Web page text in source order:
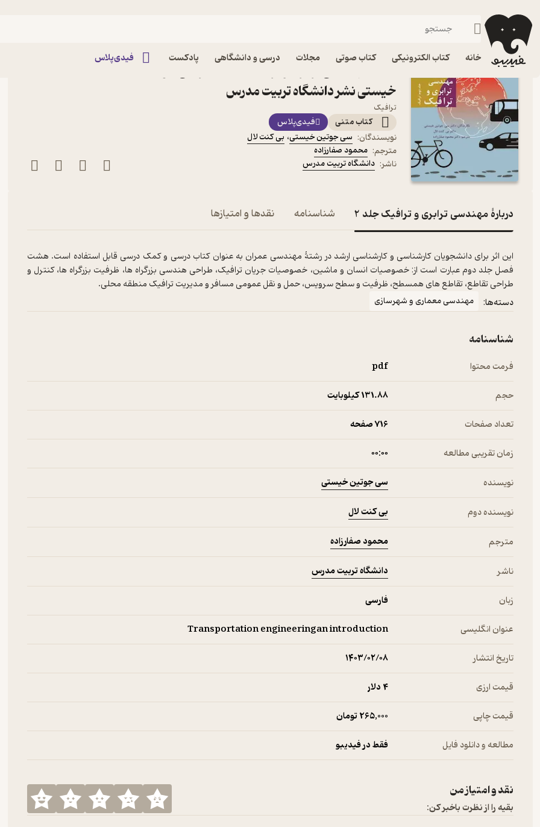
خانه کتاب الکترونیکی کتاب صوتی مجلات درسی و دانشگاهی پادکست فیدی‌پلاس
فیدیبو کتاب درسی، کتاب کمک درسی
خیستی نشر دانشگاه تربیت مدرس
ترافیک
کتاب متنی
فیدی‌پلاس
نویسندگان: سی جوتین خیستی، بی کنت لال
مترجم: محمود صفارزاده
ناشر: دانشگاه تربیت مدرس
دربارۀ مهندسی ترابری و ترافیک جلد 2 شناسنامه نقدها و امتیازها
این اثر برای دانشجویان کارشناسی و کارشناسی ارشد در رشتۀ مهندسی عمران به­ عنوان کتاب درسی و کمک درسی قابل استفاده است. هشت
فصل جلد دوم عبارت است از: خصوصیات انسان و ماشین، خصوصیات جریان ترافیک، طراحی هندسی بزرگراه ها، ظرفیت بزرگراه ها، کنترل و
طراحی تقاطع، تقاطع های هم­سطح، ظرفیت و سطح سرویس، حمل و نقل عمومی مسافر و مدیریت ترافیک منطقه محلی.
دسته‌ها: مهندسی معماری و شهرسازی
شناسنامه
فرمت محتوا pdf
حجم 131.۸۸ کیلوبایت
تعداد صفحات 716 صفحه
زمان تقریبی مطالعه ۰۰:۰۰
نویسنده سی جوتین خیستی
نویسنده دوم بی کنت لال
مترجم محمود صفارزاده
ناشر دانشگاه تربیت مدرس
زبان فارسی
عنوان انگلیسی Transportation engineeringan introduction
تاریخ انتشار ۱۴۰۳/۰۲/۰۸
قیمت ارزی 4 دلار
قیمت چاپی 265,000 تومان
مطالعه و دانلود فایل فقط در فیدیبو
نقد و امتیاز من
بقیه را از نظرت باخبر کن: